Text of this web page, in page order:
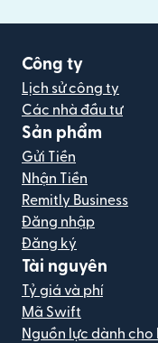
Công ty
Lịch sử công ty
Các nhà đầu tư
Sản phẩm
Gửi Tiền
Nhận Tiền
Remitly Business
Đăng nhập
Đăng ký
Tài nguyên
Tỷ giá và phí
Mã Swift
Nguồn lực dành